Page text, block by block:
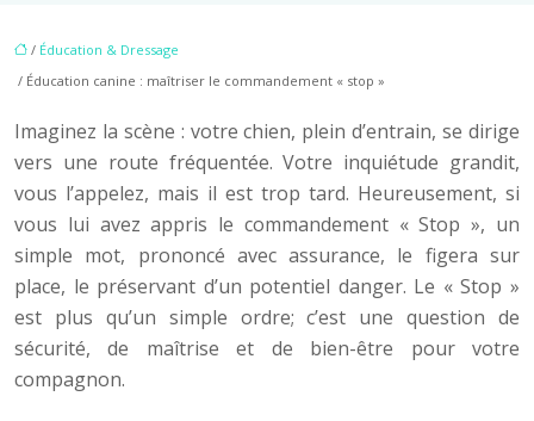
/ Éducation & Dressage
/ Éducation canine : maîtriser le commandement « stop »
Imaginez la scène : votre chien, plein d’entrain, se dirige
vers une route fréquentée. Votre inquiétude grandit,
vous l’appelez, mais il est trop tard. Heureusement, si
vous lui avez appris le commandement « Stop », un
simple mot, prononcé avec assurance, le figera sur
place, le préservant d’un potentiel danger. Le « Stop »
est plus qu’un simple ordre; c’est une question de
sécurité, de maîtrise et de bien-être pour votre
compagnon.